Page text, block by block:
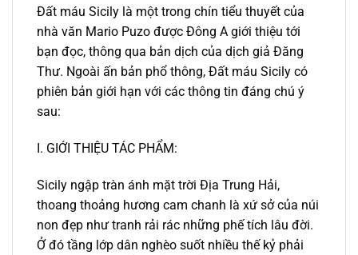
Đất máu Sicily là một trong chín tiểu thuyết của
nhà văn Mario Puzo được Đông A giới thiệu tới
bạn đọc, thông qua bản dịch của dịch giả Đăng
Thư. Ngoài ấn bản phổ thông, Đất máu Sicily có
phiên bản giới hạn với các thông tin đáng chú ý
sau:
I. GIỚI THIỆU TÁC PHẨM:
Sicily ngập tràn ánh mặt trời Địa Trung Hải,
thoang thoảng hương cam chanh là xứ sở của núi
non đẹp như tranh rải rác những phế tích lâu đời.
Ở đó tầng lớp dân nghèo suốt nhiều thế kỷ phải